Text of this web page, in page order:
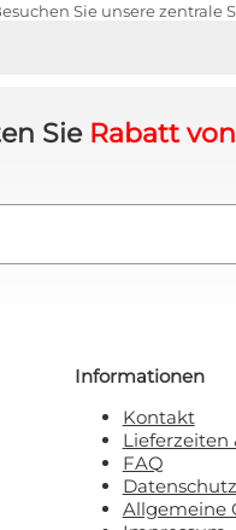
Sie unsere zentrale
Sie Rabatt von
Informationen
Kontakt
Lieferzeiten
FAQ
Allgemeine